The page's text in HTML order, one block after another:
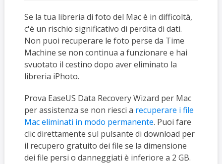
Se la tua libreria di foto del Mac è in difficoltà,
c'è un rischio significativo di perdita di dati.
Non puoi recuperare le foto perse da Time
Machine se non continua a funzionare e hai
svuotato il cestino dopo aver eliminato la
libreria iPhoto.
Prova EaseUS Data Recovery Wizard per Mac
per assistenza se non riesci a recuperare i file
Mac eliminati in modo permanente. Puoi fare
clic direttamente sul pulsante di download per
il recupero gratuito dei file se la dimensione
dei file persi o danneggiati è inferiore a 2 GB.